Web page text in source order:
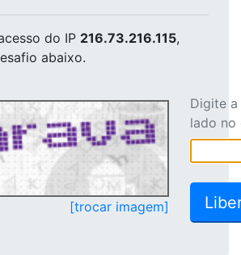
do IP 216.73.216.115,
abaixo.
[trocar imagem]
Digite
lado no